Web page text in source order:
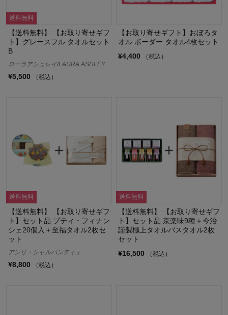
送料無料
【送料無料】 【お取り寄せギフ
ト】グレースフル タオルセット
B
ローラアシュレイ/LAURA ASHLEY
¥5,500 （税込）
【お取り寄せギフト】おぼろタ
オル ボーダー タオル4枚セット
¥4,400
（税込）
送料無料
【送料無料】 【お取り寄せギフ
ト】セット品 プティ・フィナン
シェ20個入＋至福タオル2枚セ
ット
アンリ・シャルパンティエ
¥8,800 （税込）
送料無料
【送料無料】 【お取り寄せギフ
ト】セット品 京楽味9種＋今治
謹製極上タオルバスタオル2枚
セット
¥16,500
（税込）